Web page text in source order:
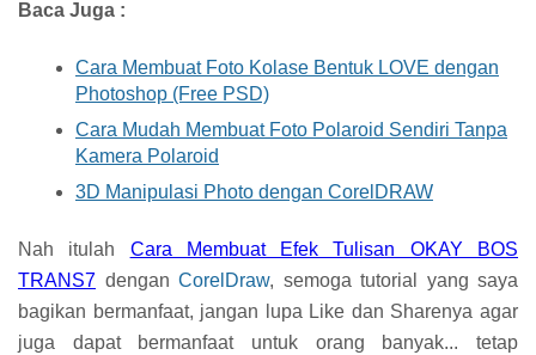
Baca Juga :
Cara Membuat Foto Kolase Bentuk LOVE dengan
Photoshop (Free PSD)
Cara Mudah Membuat Foto Polaroid Sendiri Tanpa
Kamera Polaroid
3D Manipulasi Photo dengan CorelDRAW
Nah itulah Cara Membuat Efek Tulisan OKAY BOS
TRANS7 dengan CorelDraw, semoga tutorial yang saya
bagikan bermanfaat, jangan lupa Like dan Sharenya agar
juga dapat bermanfaat untuk orang banyak... tetap